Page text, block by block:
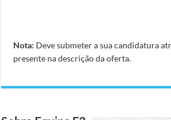
Nota: Deve submeter a sua candidatura
presente na descrição da oferta.